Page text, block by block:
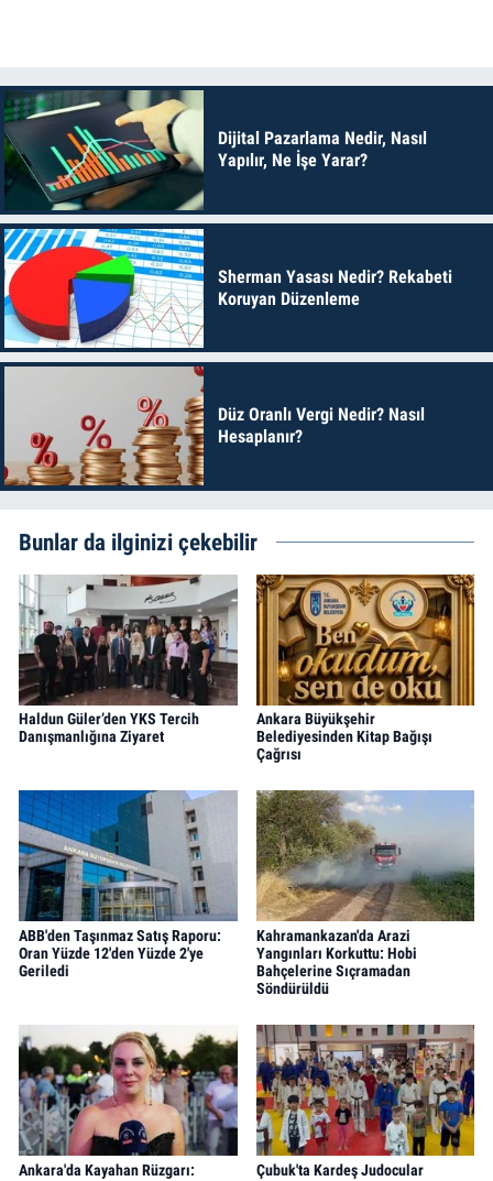
Dijital Pazarlama Nedir, Nasıl
Yapılır, Ne İşe Yarar?
Sherman Yasası Nedir? Rekabeti
Koruyan Düzenleme
Düz Oranlı Vergi Nedir? Nasıl
Hesaplanır?
Bunlar da ilginizi çekebilir
Haldun Güler’den YKS Tercih
Danışmanlığına Ziyaret
Ankara Büyükşehir
Belediyesinden Kitap Bağışı
Çağrısı
ABB'den Taşınmaz Satış Raporu:
Oran Yüzde 12'den Yüzde 2'ye
Geriledi
Kahramankazan'da Arazi
Yangınları Korkuttu: Hobi
Bahçelerine Sıçramadan
Söndürüldü
Ankara'da Kayahan Rüzgarı:
Çubuk'ta Kardeş Judocular